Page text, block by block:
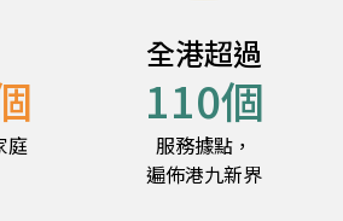
庭
全港超過
110個
服務據點，
遍佈港九新界